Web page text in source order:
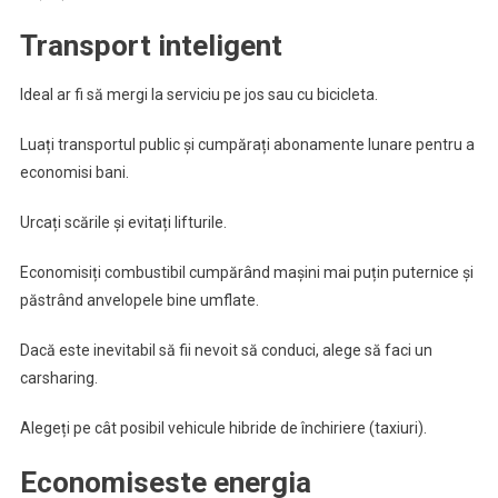
Transport inteligent
Ideal ar fi să mergi la serviciu pe jos sau cu bicicleta.
Luați transportul public și cumpărați abonamente lunare pentru a
economisi bani.
Urcați scările și evitați lifturile.
Economisiți combustibil cumpărând mașini mai puțin puternice și
păstrând anvelopele bine umflate.
Dacă este inevitabil să fii nevoit să conduci, alege să faci un
carsharing.
Alegeți pe cât posibil vehicule hibride de închiriere (taxiuri).
Economiseste energia